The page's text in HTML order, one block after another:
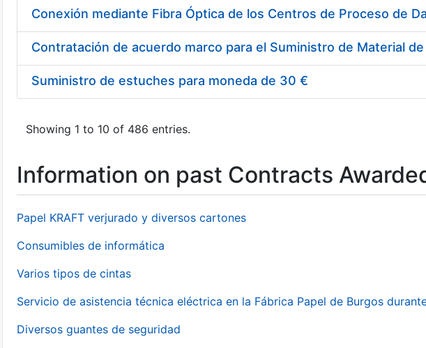
Suministro de estuches para moneda de 30 €
Showing 1 to 10 of 486 entries.
Information on past Contracts
Papel KRAFT verjurado y diversos cartones
Consumibles de informática
Varios tipos de cintas
Servicio de asistencia técnica eléctrica en la Fábrica Papel de Burgos
Diversos guantes de seguridad